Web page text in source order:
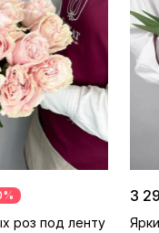
роз под ленту
3